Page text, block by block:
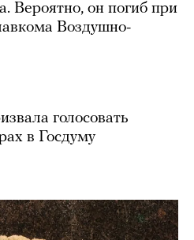
Вероятно, он погиб при
Воздушно-
голосовать
в Госдуму